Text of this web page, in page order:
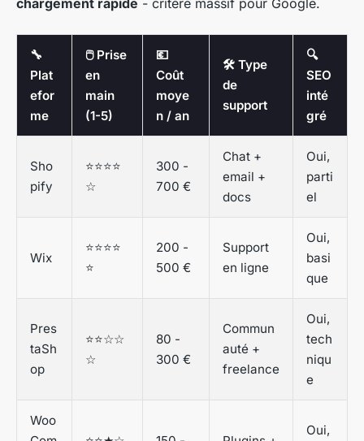
🔧
Plat
efor
me
🖱️ Prise
en
main
(1-5)
💶
Coût
moye
n / an
🛠️ Type
de
support
🔍
SEO
inté
gré
Sho
pify
⭐⭐⭐⭐
☆
300 -
700 €
Chat +
email +
docs
Oui,
parti
el
Wix
⭐⭐⭐⭐
⭐
200 -
500 €
Support
en ligne
Oui,
basi
que
Pres
taSh
op
⭐⭐☆☆
☆
80 -
300 €
Commun
auté +
freelance
Oui,
tech
niqu
e
Woo
Oui,